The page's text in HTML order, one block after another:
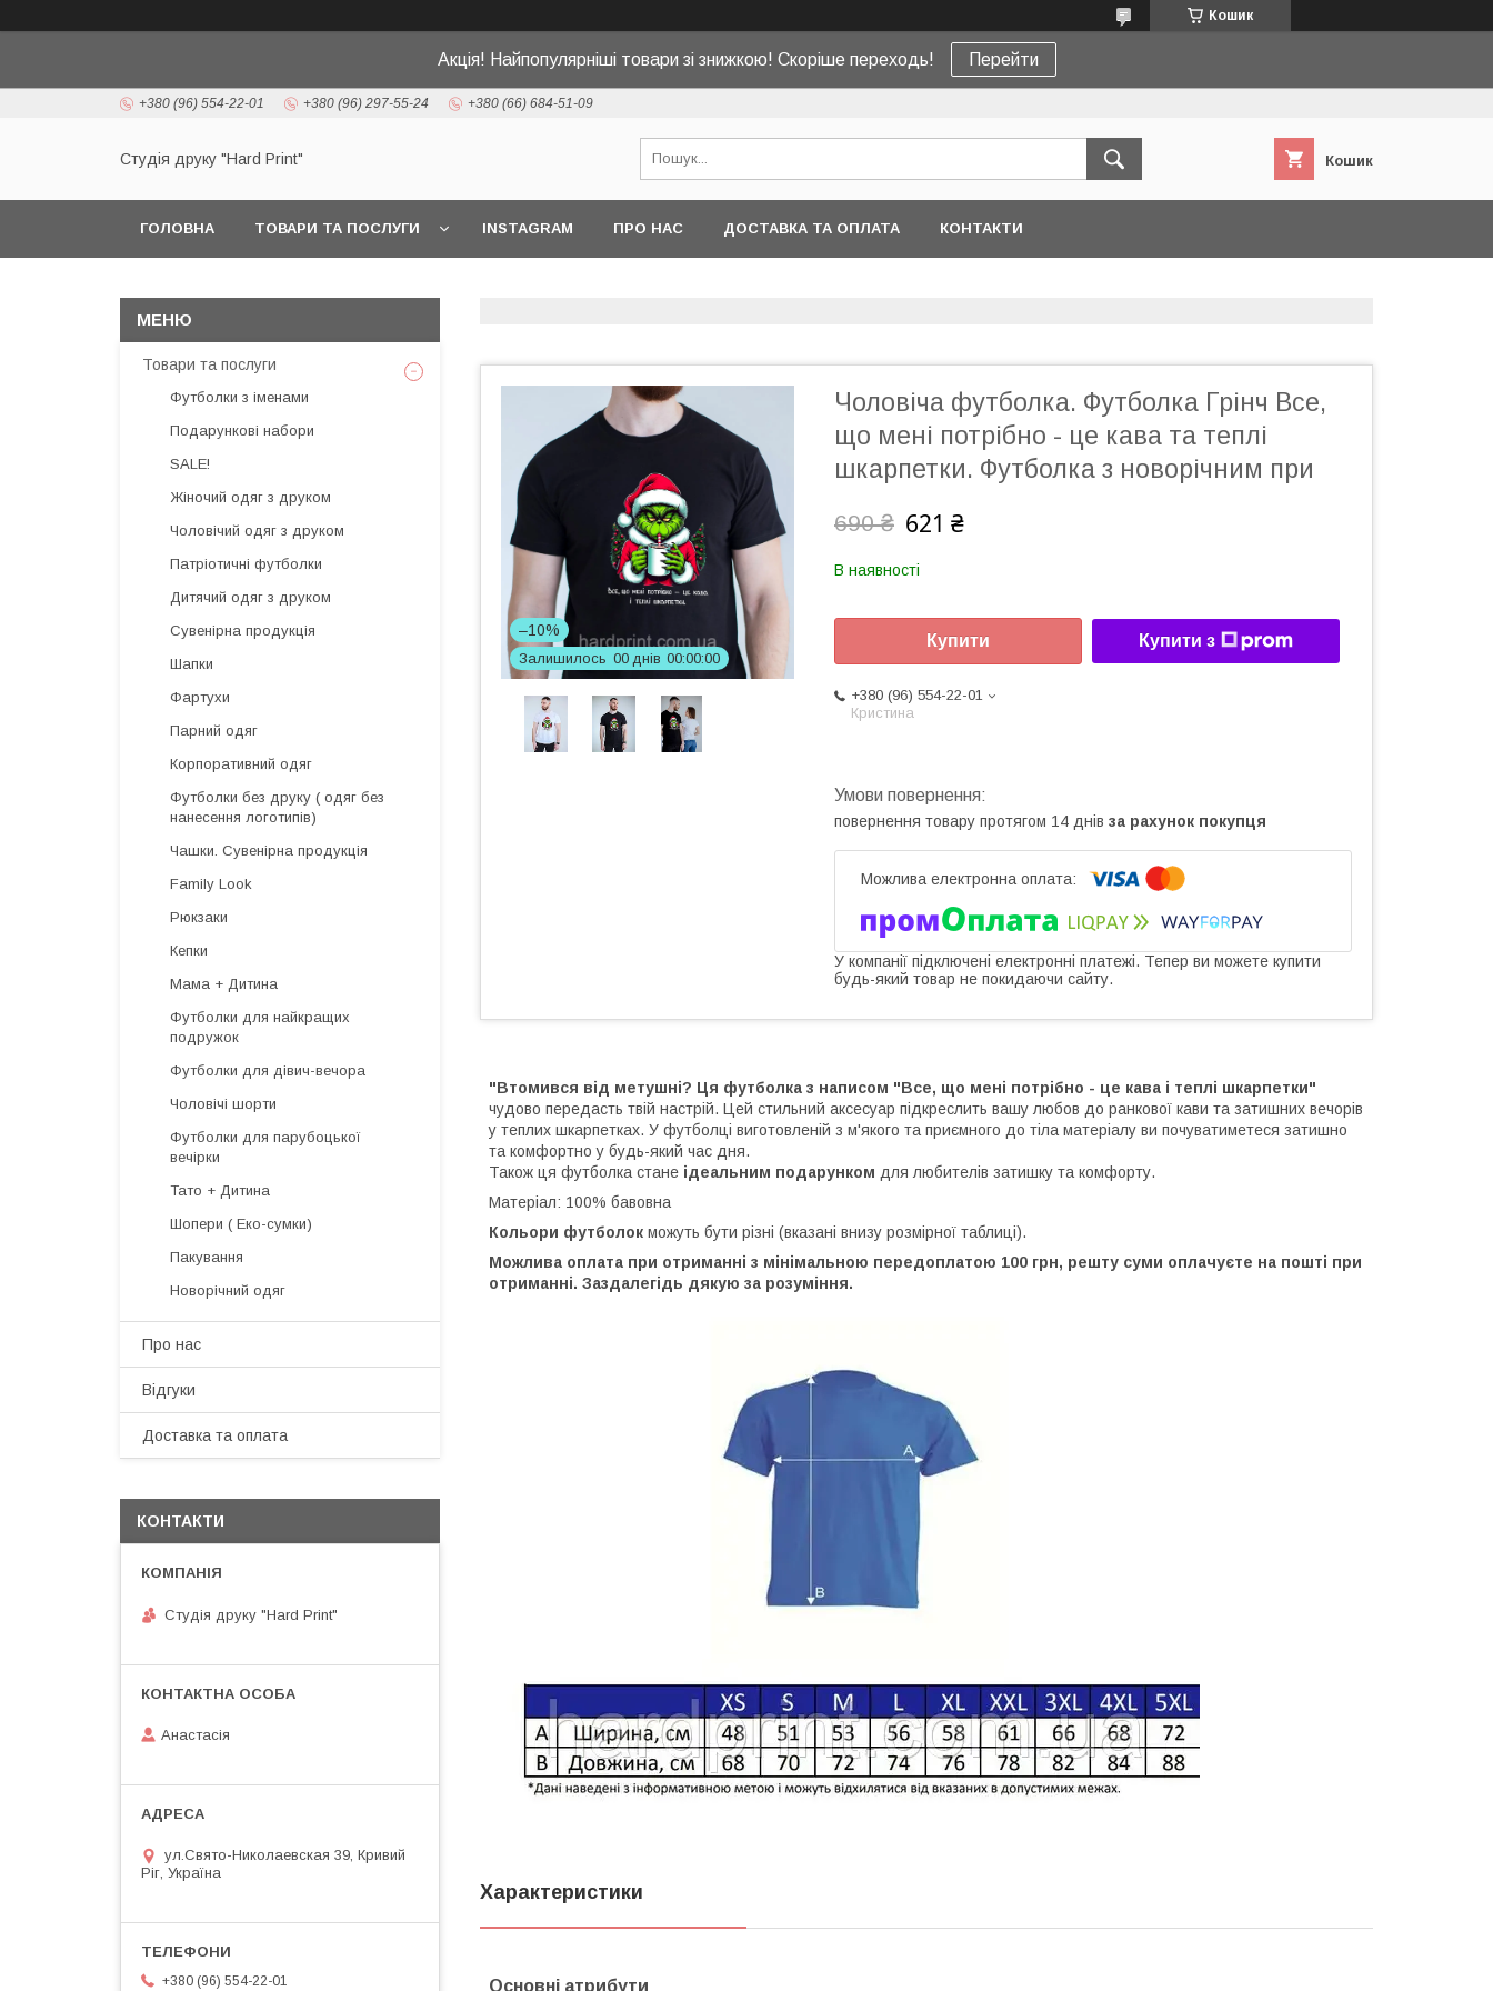
Кошик
Акція! Найпопулярніші товари зі знижкою! Скоріше переходь! Перейти
+380 (96) 554-22-01 +380 (96) 297-55-24 +380 (66) 684-51-09
Студія друку "Hard Print" Кошик
ГОЛОВНА ТОВАРИ ТА ПОСЛУГИ INSTAGRAM ПРО НАС ДОСТАВКА ТА ОПЛАТА КОНТАКТИ
–10%
Залишилось 00 днів 00 00 00
Чоловіча футболка. Футболка Грінч Все,
що мені потрібно - це кава та теплі
шкарпетки. Футболка з новорічним при
690 ₴ 621 ₴
В наявності
Купити Купити з
+380 (96) 554-22-01
Кристина
повернення товару протягом 14 днів за рахунок покупця
У компанії підключені електронні платежі. Тепер ви можете купити
будь-який товар не покидаючи сайту.
"Втомився від метушні? Ця футболка з написом "Все, що мені потрібно - це кава і теплі шкарпетки"
чудово передасть твій настрій. Цей стильний аксесуар підкреслить вашу любов до ранкової кави та затишних вечорів
у теплих шкарпетках. У футболці виготовленій з м'якого та приємного до тіла матеріалу ви почуватиметеся затишно
та комфортно у будь-який час дня.
Також ця футболка стане ідеальним подарунком для любителів затишку та комфорту.
Матеріал: 100% бавовна
Кольори футболок можуть бути різні (вказані внизу розмірної таблиці).
Можлива оплата при отриманні з мінімальною передоплатою 100 грн, решту суми оплачуєте на пошті при
отриманні. Заздалегідь дякую за розуміння.
Характеристики
Основні атрибути
Товари та послуги
Футболки з іменами
Подарункові набори
SALE!
Жіночий одяг з друком
Чоловічий одяг з друком
Патріотичні футболки
Дитячий одяг з друком
Сувенірна продукція
Шапки
Фартухи
Парний одяг
Корпоративний одяг
Футболки без друку ( одяг без
нанесення логотипів)
Чашки. Сувенірна продукція
Family Look
Рюкзаки
Кепки
Мама + Дитина
Футболки для найкращих
подружок
Футболки для дівич-вечора
Чоловічі шорти
Футболки для парубоцької
вечірки
Тато + Дитина
Шопери ( Еко-сумки)
Пакування
Новорічний одяг
Про нас
Відгуки
Доставка та оплата
КОНТАКТИ
Студія друку "Hard Print"
Анастасія
ул.Свято-Николаевская 39, Кривий
Ріг, Україна
+380 (96) 554-22-01